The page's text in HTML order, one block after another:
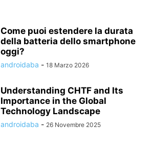
Come puoi estendere la durata
della batteria dello smartphone
oggi?
androidaba - 18 Marzo 2026
Understanding CHTF and Its
Importance in the Global
Technology Landscape
androidaba - 26 Novembre 2025